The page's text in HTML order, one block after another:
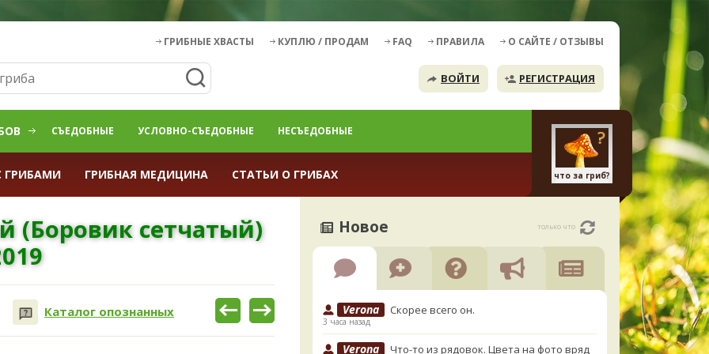
ГРИБНЫЕ ХВАСТЫ КУПЛЮ / ПРОДАМ FAQ ПРАВИЛА О САЙТЕ / ОТЗЫВЫ
ВОЙТИ РЕГИСТРАЦИЯ
СЪЕДОБНЫЕ УСЛОВНО-СЪЕДОБНЫЕ НЕСЪЕДОБНЫЕ
ГРИБАМИ ГРИБНАЯ МЕДИЦИНА СТАТЬИ О ГРИБАХ что за гриб?
(Боровик сетчатый)
Каталог опознанных
Новое только что
Verona Скорее всего он.
3 часа назад
Verona
Что-то из рядовок. Цвета на фото вряд